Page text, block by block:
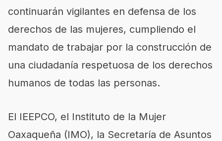
continuarán vigilantes en defensa de los
derechos de las mujeres, cumpliendo el
mandato de trabajar por la construcción de
una ciudadanía respetuosa de los derechos
humanos de todas las personas.
El IEEPCO, el Instituto de la Mujer
Oaxaqueña (IMO), la Secretaría de Asuntos